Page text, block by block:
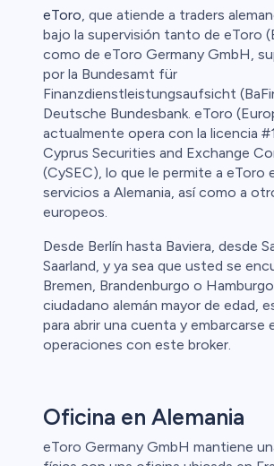
eToro, que atiende a traders
bajo la supervisión tanto de eToro
como de eToro Germany GmbH,
por la Bundesamt für
Finanzdienstleistungsaufsicht
Deutsche Bundesbank. eToro
actualmente opera con la licencia
Cyprus Securities and Exchange
(CySEC), lo que le permite a eToro
servicios a Alemania, así como a
europeos.
Desde Berlín hasta Baviera, desde
Saarland, y ya sea que usted se
Bremen, Brandenburgo o
ciudadano alemán mayor de edad,
para abrir una cuenta y embarcarse
operaciones con este broker.
Oficina en Alemania
eToro Germany GmbH mantiene